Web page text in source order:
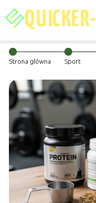
Strona główna Sport